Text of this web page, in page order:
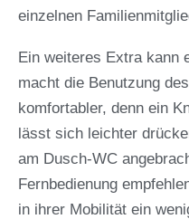
einzelnen
Ein weiteres Extra kann
macht die Benutzung
komfortabler, denn ein
lässt sich leichter
am Dusch-WC
Fernbedienung
in ihrer Mobilität ein